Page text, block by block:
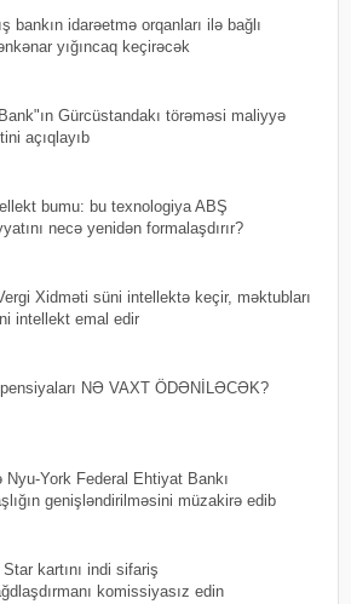
bankın idarəetmə orqanları ilə bağlı
yığıncaq keçirəcək
Gürcüstandakı törəməsi maliyyə
açıqlayıb
bumu: bu texnologiya ABŞ
necə yenidən formalaşdırır?
Xidməti süni intellektə keçir, məktubları
intellekt emal edir
NƏ VAXT ÖDƏNİLƏCƏK?
Nyu-York Federal Ehtiyat Bankı
genişləndirilməsini müzakirə edib
kartını indi sifariş
komissiyasız edin